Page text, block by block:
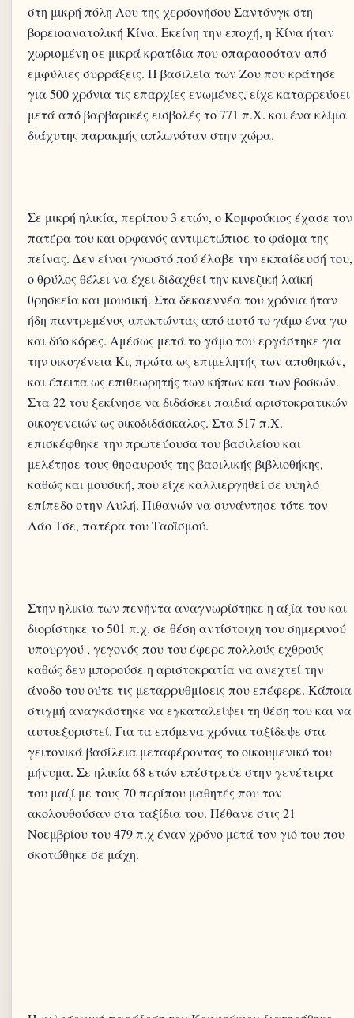
στη μικρή πόλη Λου της χερσονήσου Σαντόνγκ στη
βορειοανατολική Κίνα. Εκείνη την εποχή, η Κίνα ήταν
χωρισμένη σε μικρά κρατίδια που σπαρασσόταν από
εμφύλιες συρράξεις. Η βασιλεία των Ζου που κράτησε
για 500 χρόνια τις επαρχίες ενωμένες, είχε καταρρεύσει
μετά από βαρβαρικές εισβολές το 771 π.Χ. και ένα κλίμα
διάχυτης παρακμής απλωνόταν στην χώρα.
Σε μικρή ηλικία, περίπου 3 ετών, ο Κομφούκιος έχασε τον
πατέρα του και ορφανός αντιμετώπισε το φάσμα της
πείνας. Δεν είναι γνωστό πού έλαβε την εκπαίδευσή του,
ο θρύλος θέλει να έχει διδαχθεί την κινεζική λαϊκή
θρησκεία και μουσική. Στα δεκαεννέα του χρόνια ήταν
ήδη παντρεμένος αποκτώντας από αυτό το γάμο ένα γιο
και δύο κόρες. Αμέσως μετά το γάμο του εργάστηκε για
την οικογένεια Κι, πρώτα ως επιμελητής των αποθηκών,
και έπειτα ως επιθεωρητής των κήπων και των βοσκών.
Στα 22 του ξεκίνησε να διδάσκει παιδιά αριστοκρατικών
οικογενειών ως οικοδιδάσκαλος. Στα 517 π.Χ.
επισκέφθηκε την πρωτεύουσα του βασιλείου και
μελέτησε τους θησαυρούς της βασιλικής βιβλιοθήκης,
καθώς και μουσική, που είχε καλλιεργηθεί σε υψηλό
επίπεδο στην Αυλή. Πιθανών να συνάντησε τότε τον
Στην ηλικία των πενήντα αναγνωρίστηκε η αξία του και
διορίστηκε το 501 π.χ. σε θέση αντίστοιχη του σημερινού
υπουργού , γεγονός που του έφερε πολλούς εχθρούς
καθώς δεν μπορούσε η αριστοκρατία να ανεχτεί την
άνοδο του ούτε τις μεταρρυθμίσεις που επέφερε. Κάποια
στιγμή αναγκάστηκε να εγκαταλείψει τη θέση του και να
αυτοεξοριστεί. Για τα επόμενα χρόνια ταξίδεψε στα
γειτονικά βασίλεια μεταφέροντας το οικουμενικό του
μήνυμα. Σε ηλικία 68 ετών επέστρεψε στην γενέτειρα
του μαζί με τους 70 περίπου μαθητές που τον
ακολουθούσαν στα ταξίδια του. Πέθανε στις 21
Νοεμβρίου του 479 π.χ έναν χρόνο μετά τον γιό του που